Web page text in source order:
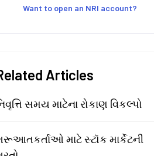
Want to open an NRI account?
Articles
સમય માટેના રોકાણ વિકલ્પો
માટે સ્ટૉક માર્કેટની